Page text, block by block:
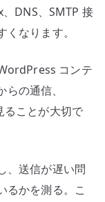
DNS、SMTP 接
なります。
コンテ
の通信、
ることが大切で
、送信が遅い問
るかを測る。こ